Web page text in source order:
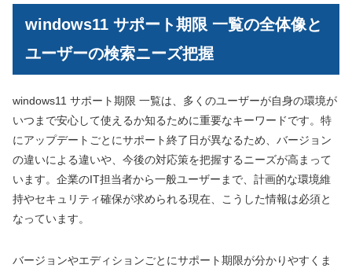
windows11 サポート期限 一覧の全体像と
ユーザーの検索ニーズ把握
windows11 サポート期限 一覧は、多くのユーザーが自身の環境が
いつまで安心して使えるか知るために重要なキーワードです。特
にアップデートごとにサポート終了日が異なるため、バージョン
の違いによる違いや、今後の対応策を把握するニーズが高まって
います。企業のIT担当者から一般ユーザーまで、計画的な環境維
持やセキュリティ確保が求められる現在、こうした情報は必須と
なっています。
バージョンやエディションごとにサポート期限が分かりやすくま